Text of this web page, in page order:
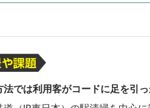
法では利用客がコードに足を引